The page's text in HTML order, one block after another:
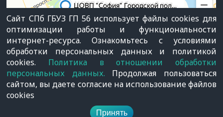
Сайт СПб ГБУЗ ГП 56 использует файлы cookies для
оптимизации работы и функциональности
интернет-ресурса. Ознакомьтесь с условиями
обработки персональных данных и политикой
cookies. Политика в отношении обработки
персональных данных. Продолжая пользоваться
сайтом, вы даете согласие на использование файлов
cookies
Принять
© СПб ГБУЗ "Городская поликлиника №56", 1991—2026
Карта сайта
| Политика конфиденциальности|Вход для
сотрудников